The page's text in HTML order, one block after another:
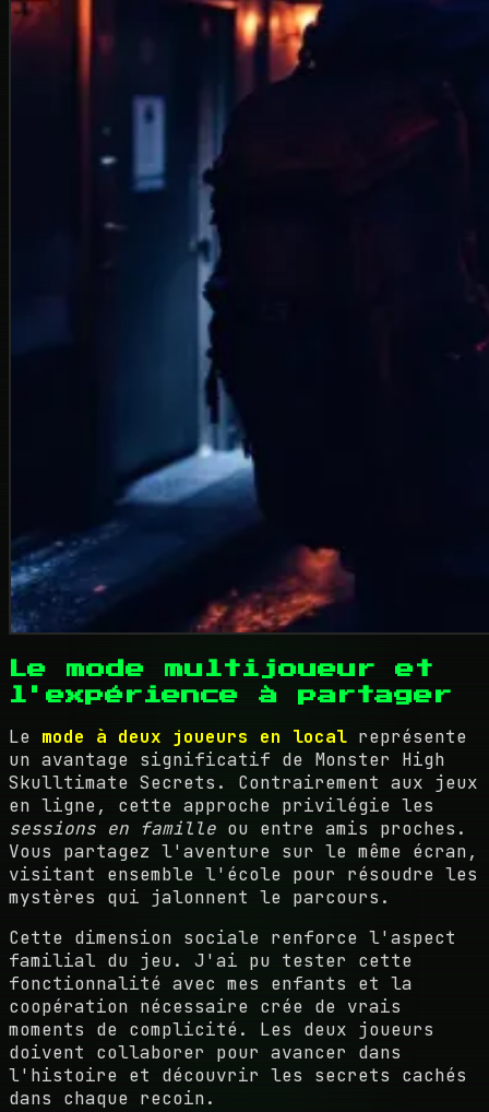
Le mode multijoueur et
l'expérience à partager
Le mode à deux joueurs en local représente
un avantage significatif de Monster High
Skulltimate Secrets. Contrairement aux jeux
en ligne, cette approche privilégie les
sessions en famille ou entre amis proches.
Vous partagez l'aventure sur le même écran,
visitant ensemble l'école pour résoudre les
mystères qui jalonnent le parcours.
Cette dimension sociale renforce l'aspect
familial du jeu. J'ai pu tester cette
fonctionnalité avec mes enfants et la
coopération nécessaire crée de vrais
moments de complicité. Les deux joueurs
doivent collaborer pour avancer dans
l'histoire et découvrir les secrets cachés
dans chaque recoin.